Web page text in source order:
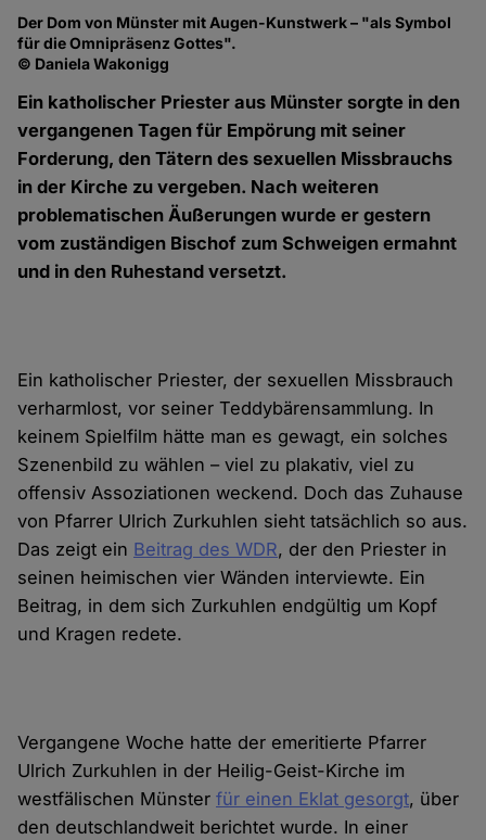
Der Dom von Münster mit Augen-Kunstwerk – "als Symbol
für die Omnipräsenz Gottes".
© Daniela Wakonigg
Ein katholischer Priester aus Münster sorgte in den
vergangenen Tagen für Empörung mit seiner
Forderung, den Tätern des sexuellen Missbrauchs
in der Kirche zu vergeben. Nach weiteren
problematischen Äußerungen wurde er gestern
vom zuständigen Bischof zum Schweigen ermahnt
und in den Ruhestand versetzt.
Ein katholischer Priester, der sexuellen Missbrauch
verharmlost, vor seiner Teddybärensammlung. In
keinem Spielfilm hätte man es gewagt, ein solches
Szenenbild zu wählen – viel zu plakativ, viel zu
offensiv Assoziationen weckend. Doch das Zuhause
von Pfarrer Ulrich Zurkuhlen sieht tatsächlich so aus.
Das zeigt ein Beitrag des WDR, der den Priester in
seinen heimischen vier Wänden interviewte. Ein
Beitrag, in dem sich Zurkuhlen endgültig um Kopf
und Kragen redete.
Vergangene Woche hatte der emeritierte Pfarrer
Ulrich Zurkuhlen in der Heilig-Geist-Kirche im
westfälischen Münsterfür einen Eklat gesorgt, über
den deutschlandweit berichtet wurde. In einer